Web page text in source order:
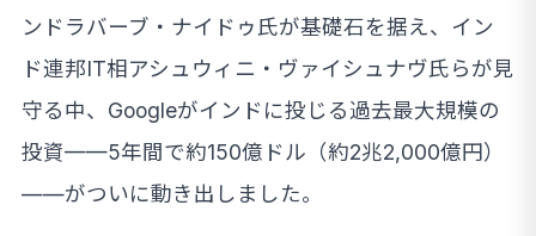
ンドラバーブ・ナイドゥ氏が基礎石を据え、イン
ド連邦IT相アシュウィニ・ヴァイシュナヴ氏らが見
守る中、Googleがインドに投じる過去最大規模の
投資——5年間で約150億ドル（約2兆2,000億円）
——がついに動き出しました。